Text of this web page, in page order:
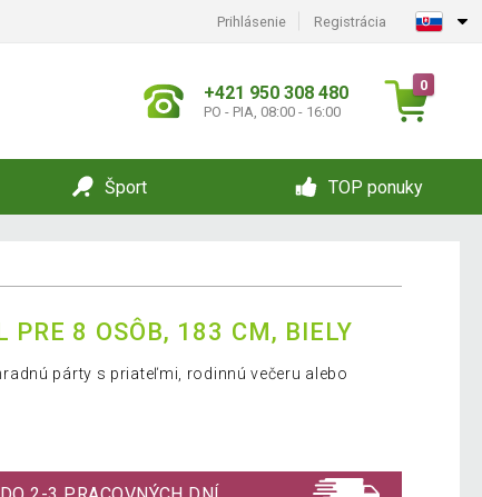
Prihlásenie Registrácia
+421 950 308 480
PO - PIA, 08:00 - 16:00
0
Šport TOP ponuky
PRE 8 OSÔB, 183 CM, BIELY
párty s priateľmi, rodinnú večeru alebo